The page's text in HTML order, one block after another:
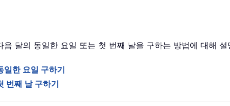
달의 동일한 요일 또는 첫 번째 날을 구하는 방법에 대해
일한 요일 구하기
번째 날 구하기